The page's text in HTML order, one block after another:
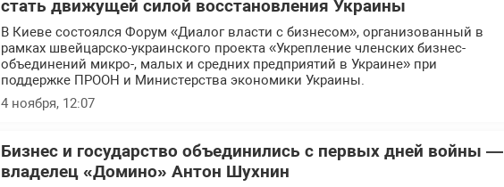
стать движущей силой восстановления Украины
В Киеве состоялся Форум «Диалог власти с бизнесом», организованный в
рамках швейцарско-украинского проекта «Укрепление членских бизнес-
объединений микро-, малых и средних предприятий в Украине» при
поддержке ПРООН и Министерства экономики Украины.
4 ноября, 12:07
Бизнес и государство объединились с первых дней войны —
владелец «Домино» Антон Шухнин